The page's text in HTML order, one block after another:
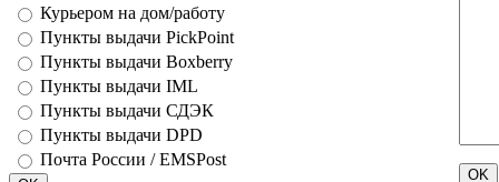
Курьером на дом/работу
Пункты выдачи PickPoint
Пункты выдачи Boxberry
Пункты выдачи IML
Пункты выдачи СДЭК
Пункты выдачи DPD
Почта России / EMSPost